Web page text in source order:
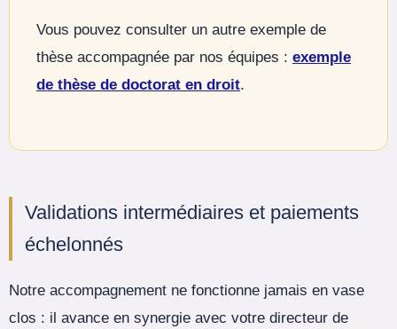
Vous pouvez consulter un autre exemple de
thèse accompagnée par nos équipes : exemple
de thèse de doctorat en droit.
Validations intermédiaires et paiements
échelonnés
Notre accompagnement ne fonctionne jamais en vase
clos : il avance en synergie avec votre directeur de